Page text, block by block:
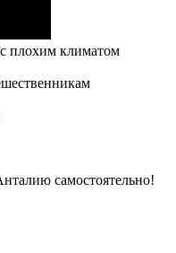
плохим климатом
самостоятельно!